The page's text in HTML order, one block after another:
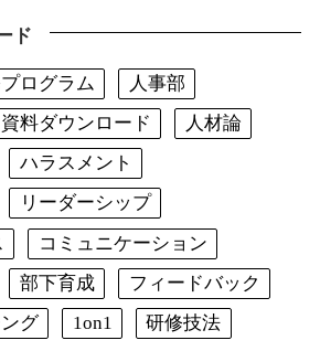
ド
ログラム
人事部
資料ダウンロード
人材論
ハラスメント
リーダーシップ
コミュニケーション
部下育成
フィードバック
グ 1on1
研修技法